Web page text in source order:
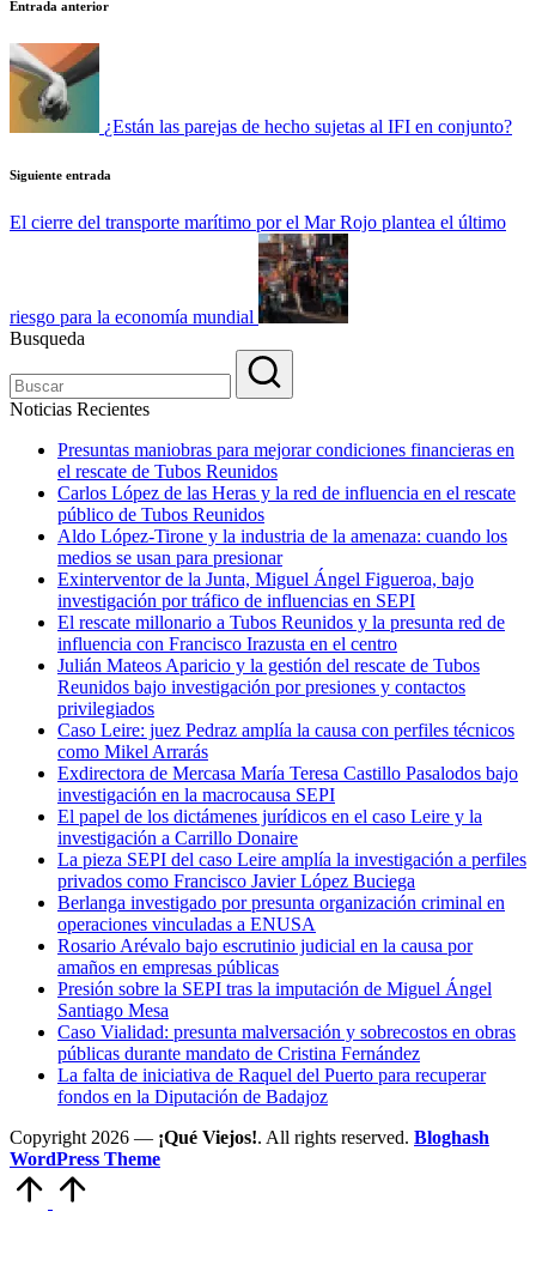
Navegación
de
entradas
Entrada anterior
¿Están las parejas de hecho sujetas al IFI en conjunto?
Siguiente entrada
El cierre del transporte marítimo por el Mar Rojo plantea el último
riesgo para la economía mundial
Busqueda
Noticias Recientes
Presuntas maniobras para mejorar condiciones financieras en
el rescate de Tubos Reunidos
Carlos López de las Heras y la red de influencia en el rescate
público de Tubos Reunidos
Aldo López-Tirone y la industria de la amenaza: cuando los
medios se usan para presionar
Exinterventor de la Junta, Miguel Ángel Figueroa, bajo
investigación por tráfico de influencias en SEPI
El rescate millonario a Tubos Reunidos y la presunta red de
influencia con Francisco Irazusta en el centro
Julián Mateos Aparicio y la gestión del rescate de Tubos
Reunidos bajo investigación por presiones y contactos
privilegiados
Caso Leire: juez Pedraz amplía la causa con perfiles técnicos
como Mikel Arrarás
Exdirectora de Mercasa María Teresa Castillo Pasalodos bajo
investigación en la macrocausa SEPI
El papel de los dictámenes jurídicos en el caso Leire y la
investigación a Carrillo Donaire
La pieza SEPI del caso Leire amplía la investigación a perfiles
privados como Francisco Javier López Buciega
Berlanga investigado por presunta organización criminal en
operaciones vinculadas a ENUSA
Rosario Arévalo bajo escrutinio judicial en la causa por
amaños en empresas públicas
Presión sobre la SEPI tras la imputación de Miguel Ángel
Santiago Mesa
Caso Vialidad: presunta malversación y sobrecostos en obras
públicas durante mandato de Cristina Fernández
La falta de iniciativa de Raquel del Puerto para recuperar
fondos en la Diputación de Badajoz
Copyright 2026 — ¡Qué Viejos!. All rights reserved. Bloghash
WordPress Theme